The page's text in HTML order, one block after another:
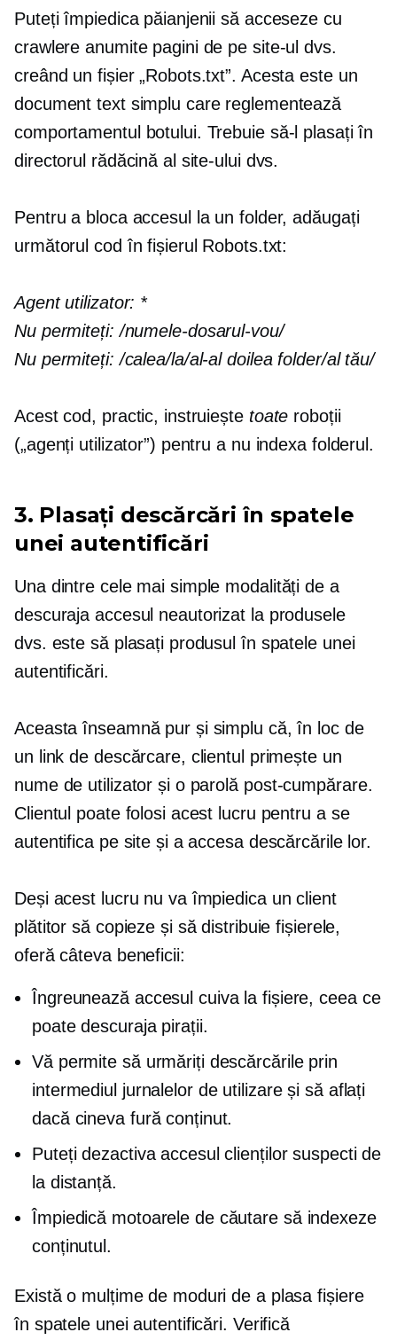
Puteți împiedica păianjenii să acceseze cu
crawlere anumite pagini de pe site-ul dvs.
creând un fișier „Robots.txt”. Acesta este un
document text simplu care reglementează
comportamentul botului. Trebuie să-l plasați în
directorul rădăcină al site-ului dvs.
Pentru a bloca accesul la un folder, adăugați
următorul cod în fișierul Robots.txt:
Agent utilizator: *
Nu permiteți:/numele-dosarul-vou/
Nu permiteți:/calea/la/al-al doilea folder/al tău/
Acest cod, practic, instruiește toate roboții
(„agenți utilizator”) pentru a nu indexa folderul.
3. Plasați descărcări în spatele
unei autentificări
Una dintre cele mai simple modalități de a
descuraja accesul neautorizat la produsele
dvs. este să plasați produsul în spatele unei
autentificări.
Aceasta înseamnă pur și simplu că, în loc de
un link de descărcare, clientul primește un
nume de utilizator și o parolă post-cumpărare.
Clientul poate folosi acest lucru pentru a se
autentifica pe site și a accesa descărcările lor.
Deși acest lucru nu va împiedica un client
plătitor să copieze și să distribuie fișierele,
oferă câteva beneficii:
Îngreunează accesul cuiva la fișiere, ceea ce
poate descuraja pirații.
Vă permite să urmăriți descărcările prin
intermediul jurnalelor de utilizare și să aflați
dacă cineva fură conținut.
Puteți dezactiva accesul clienților suspecti de
la distanță.
Împiedică motoarele de căutare să indexeze
conținutul.
Există o mulțime de moduri de a plasa fișiere
în spatele unei autentificări. Verifică